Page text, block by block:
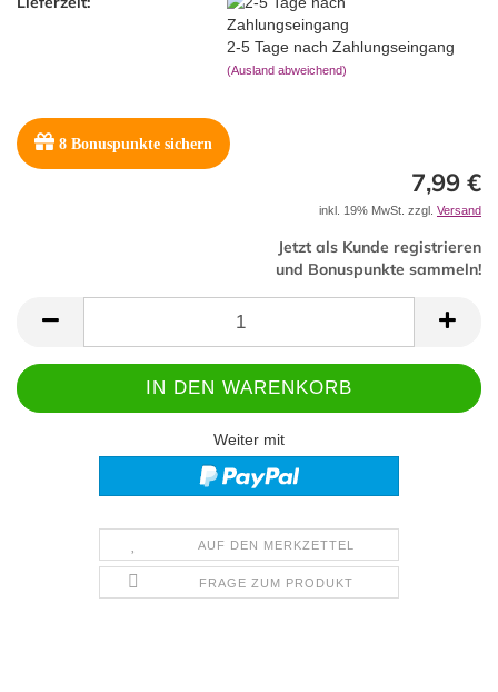
2-5 Tage nach Zahlungseingang
(Ausland abweichend)
8 Bonuspunkte sichern
7,99 €
inkl. 19% MwSt. zzgl. Versand
Jetzt als Kunde registrieren
und Bonuspunkte sammeln!
Weiter mit
AUF DEN MERKZETTEL
FRAGE ZUM PRODUKT